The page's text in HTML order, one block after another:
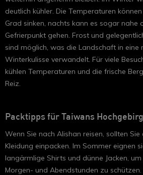
deutlich kühler. Die Temperaturen
Grad sinken, nachts kann es sogar nahe
Gefrierpunkt gehen. Frost und
sind möglich, was die Landschaft in eine
Winterkulisse verwandelt. Für viele
kühlen Temperaturen und die frische
Reiz.
Packtipps für Taiwans
Wenn Sie nach Alishan reisen, sollten
Kleidung einpacken. Im Sommer eignen
langärmlige Shirts und dünne Jacken,
Morgen- und Abendstunden zu